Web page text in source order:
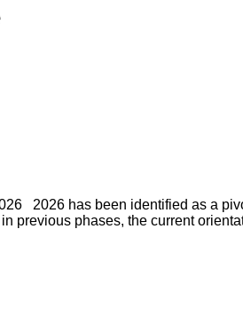
2026 has been identified as a
previous phases, the current